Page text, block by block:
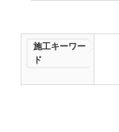
施工キーワー
ド